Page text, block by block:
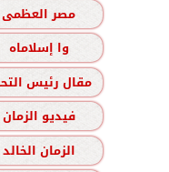
مصر العظمى
وا إسلاماه
مقال رئيس
فيديو الزمان
الزمان الخالد